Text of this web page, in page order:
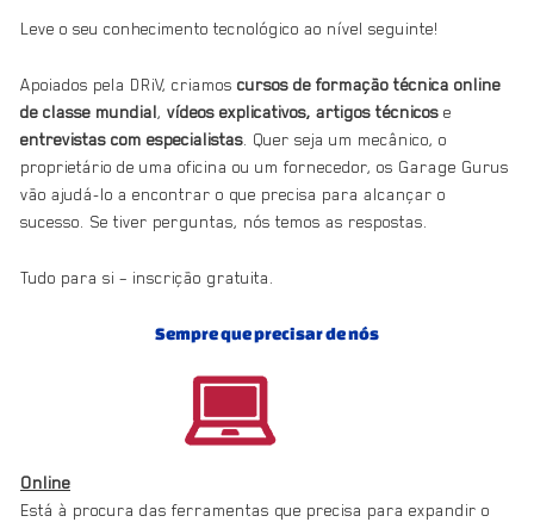
Leve o seu conhecimento tecnológico ao nível seguinte!
Apoiados pela DRiV, criamos cursos de formação técnica online
de classe mundial, vídeos explicativos, artigos técnicos e
entrevistas com especialistas . Quer seja um mecânico, o
proprietário de uma oficina ou um fornecedor, os Garage Gurus
vão ajudá-lo a encontrar o que precisa para alcançar o
sucesso. Se tiver perguntas, nós temos as respostas.
Tudo para si – inscrição gratuita.
Sempre que precisar de nós
Online
Está à procura das ferramentas que precisa para expandir o